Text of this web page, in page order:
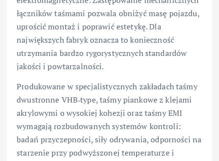
łączników taśmami pozwala obniżyć masę pojazdu,
uprościć montaż i poprawić estetykę. Dla
największych fabryk oznacza to konieczność
utrzymania bardzo rygorystycznych standardów
jakości i powtarzalności.
Produkowane w specjalistycznych zakładach taśmy
dwustronne VHB‑type, taśmy piankowe z klejami
akrylowymi o wysokiej kohezji oraz taśmy EMI
wymagają rozbudowanych systemów kontroli:
badań przyczepności, siły odrywania, odporności na
starzenie przy podwyższonej temperaturze i